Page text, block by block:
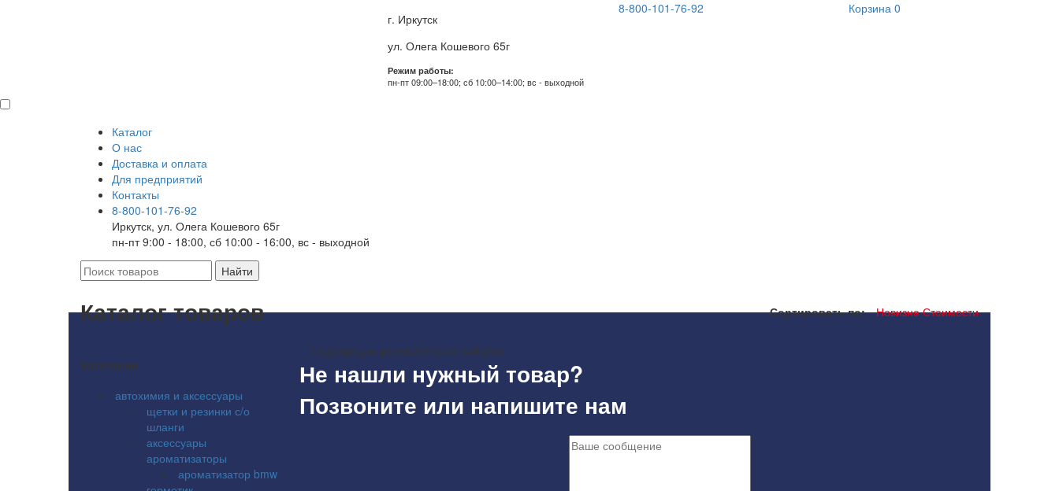
г. Иркутск
ул. Олега Кошевого 65г
Режим работы:
пн-пт 09:00–18:00; сб 10:00–14:00; вс - выходной
8-800-101-76-92 Корзина 0
Каталог
О нас
Доставка и оплата
Для предприятий
Контакты
8-800-101-76-92
Иркутск, ул. Олега Кошевого 65г
пн-пт 9:00 - 18:00, сб 10:00 - 16:00, вс - выходной
Каталог товаров Сортировать по: НовизнеСтоимости
Категории
автохимия и аксессуары
щетки и резинки с/о
шланги
аксессуары
ароматизаторы
ароматизатор bmw
Подходящих результатов не найдено.
Не нашли нужный товар?
Позвоните или напишите нам